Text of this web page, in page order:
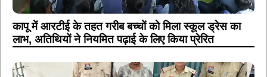
कापू में आरटीई के तहत गरीब बच्चों को मिला स्कूल ड्रेस का
लाभ, अतिथियों ने नियमित पढ़ाई के लिए किया प्रेरित